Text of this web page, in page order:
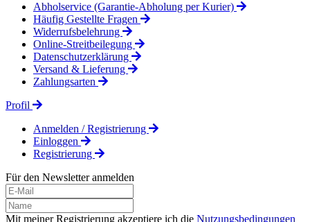
Abholservice (Garantie-Abholung per Kurier)
Häufig Gestellte Fragen
Widerrufsbelehrung
Online-Streitbeilegung
Datenschutzerklärung
Versand & Lieferung
Zahlungsarten
Profil
Anmelden / Registrierung
Einloggen
Registrierung
Für den Newsletter anmelden
Mit meiner Registrierung akzeptiere ich die Nutzungsbedingungen